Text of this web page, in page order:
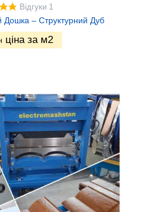
Відгуки 1
Дошка – Структурний Дуб
ціна за м2